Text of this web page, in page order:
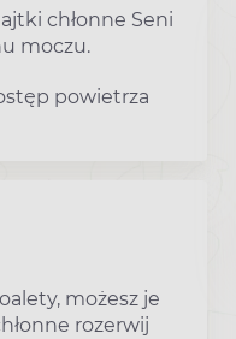
chłonne Seni
moczu.
powietrza
możesz je
rozerwij